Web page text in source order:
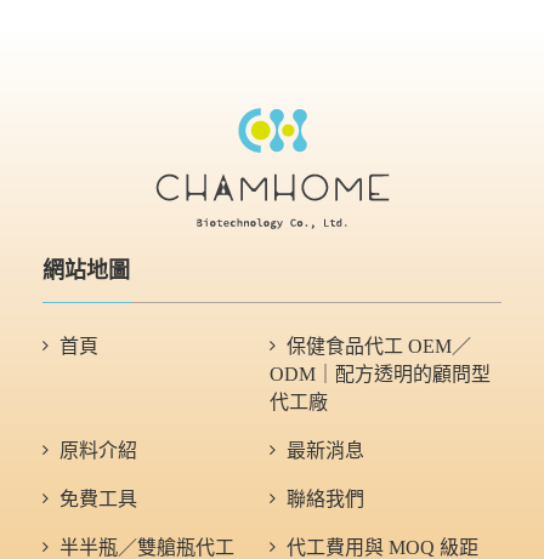
網站地圖
首頁
保健食品代工 OEM／
ODM｜配方透明的顧問型
代工廠
原料介紹 最新消息
免費工具 聯絡我們
半半瓶／雙艙瓶代工 代工費用與 MOQ 級距